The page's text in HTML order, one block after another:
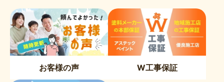
お客様の声 W工事保証